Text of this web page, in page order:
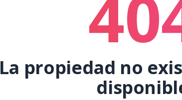
La propiedad no